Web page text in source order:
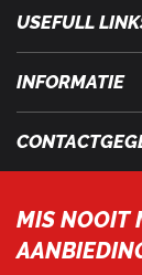
USEFULL
INFORMATIE
MIS NOOIT